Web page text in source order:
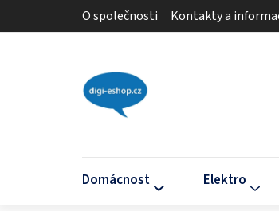
O společnosti Kontakty a
Domácnost Elektro